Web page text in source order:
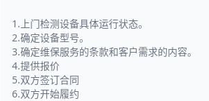
1.上门检测设备具体运行状态。
2.确定设备型号。
3.确定维保服务的条款和客户需求的内容。
4.提供报价
5.双方签订合同
6.双方开始履约